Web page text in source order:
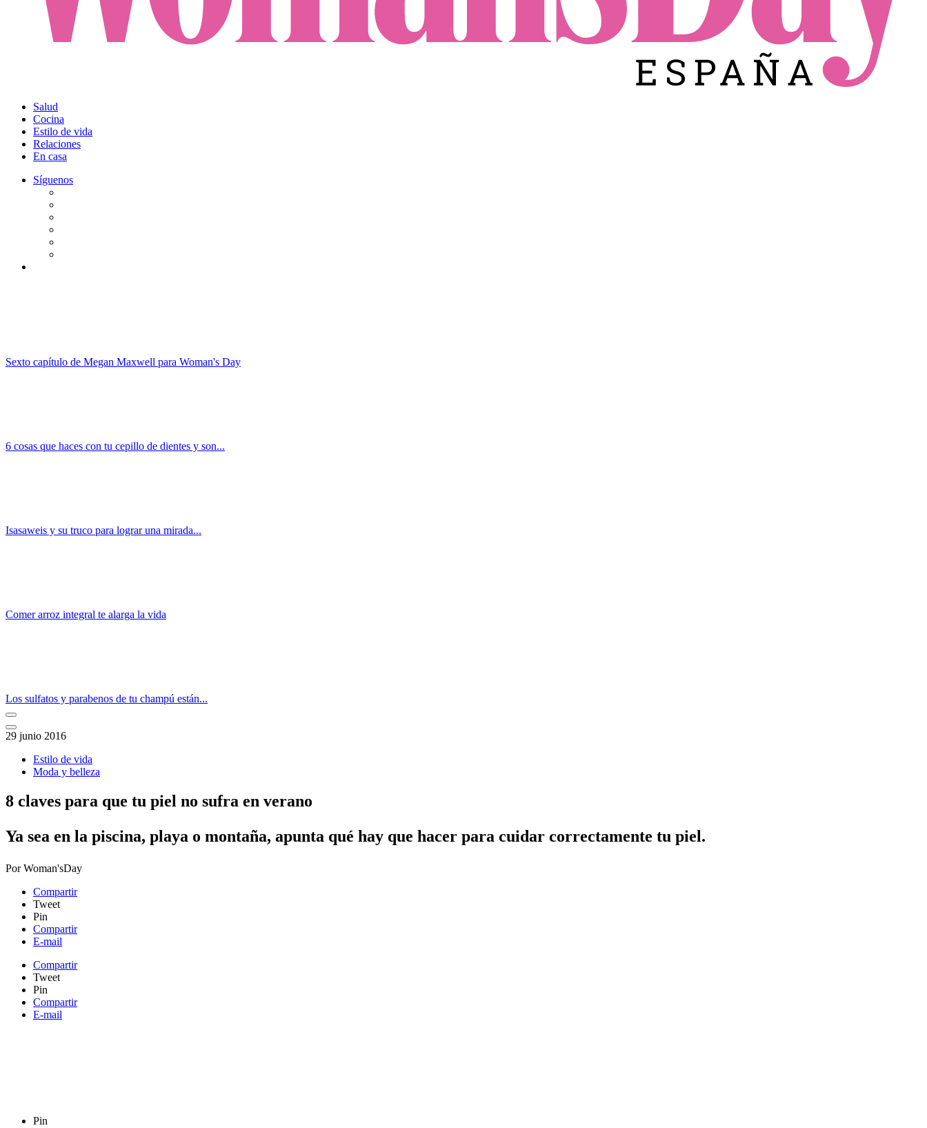
Salud
Cocina
Estilo de vida
Relaciones
En casa
Síguenos
Sexto capítulo de Megan Maxwell para Woman's Day
6 cosas que haces con tu cepillo de dientes y son...
Isasaweis y su truco para lograr una mirada...
Comer arroz integral te alarga la vida
Los sulfatos y parabenos de tu champú están...
29 junio 2016
Estilo de vida
Moda y belleza
8 claves para que tu piel no sufra en verano
Ya sea en la piscina, playa o montaña, apunta qué hay que hacer para cuidar correctamente tu piel.
PorWoman'sDay
Compartir
Tweet
Pin
Compartir
E-mail
Compartir
Tweet
Pin
Compartir
E-mail
Pin